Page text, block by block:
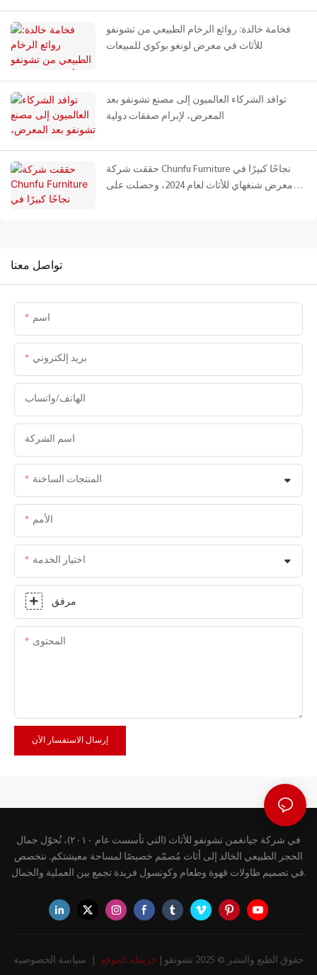
فخامة خالدة: روائع الرخام الطبيعي من تشونفو
للأثاث في معرض لونغو بوكوي للمبيعات
توافد الشركاء العالميون إلى مصنع تشونفو بعد
المعرض، لإبرام صفقات دولية
حققت شركة Chunfu Furniture نجاحًا كبيرًا في
معرض شنغهاي للأثاث لعام 2024، وحصلت على
تواصل معنا
اسم
بريد إلكتروني
الهاتف/واتساب
اسم الشركة
المنتجات الساخنة
الأمم
اختيار الخدمة
مرفق
المحتوى
إرسال الاستفسار الآن
في شركة جيانغمن تشونفو للأثاث (التي تأسست عام ٢٠١٠)، نُحوّل جمال
الحجر الطبيعي الخالد إلى أثاث مُصمّم خصيصًا لمساحة معيشتكم. نتخصص
في تصميم طاولات قهوة وطعام وكونسول فريدة تجمع بين العملية والجمال.
حقوق الطبع والنشر © 2025 تشونفو | خريطة الموقع سياسة الخصوصية